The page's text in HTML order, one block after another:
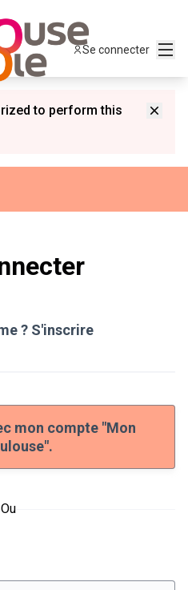
Se connecter
to perform this
? S'inscrire
mon compte "Mon
Ou